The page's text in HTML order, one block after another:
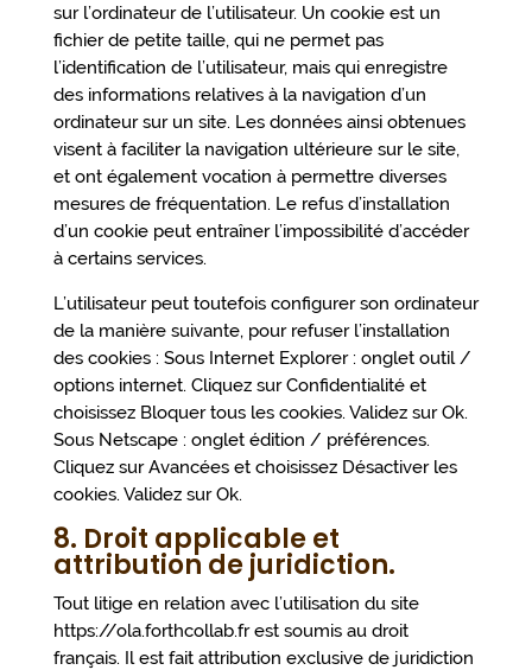
sur l’ordinateur de l’utilisateur. Un cookie est un
fichier de petite taille, qui ne permet pas
l’identification de l’utilisateur, mais qui enregistre
des informations relatives à la navigation d’un
ordinateur sur un site. Les données ainsi obtenues
visent à faciliter la navigation ultérieure sur le site,
et ont également vocation à permettre diverses
mesures de fréquentation. Le refus d’installation
d’un cookie peut entraîner l’impossibilité d’accéder
à certains services.
L’utilisateur peut toutefois configurer son ordinateur
de la manière suivante, pour refuser l’installation
des cookies : Sous Internet Explorer : onglet outil /
options internet. Cliquez sur Confidentialité et
choisissez Bloquer tous les cookies. Validez sur Ok.
Sous Netscape : onglet édition / préférences.
Cliquez sur Avancées et choisissez Désactiver les
cookies. Validez sur Ok.
8. Droit applicable et
attribution de juridiction.
Tout litige en relation avec l’utilisation du site
https://ola.forthcollab.fr est soumis au droit
français. Il est fait attribution exclusive de juridiction